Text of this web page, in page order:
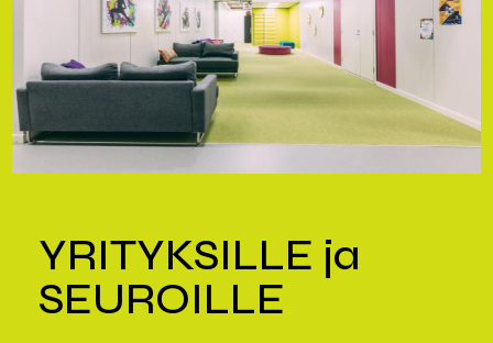
YRITYKSILLE ja
SEUROILLE